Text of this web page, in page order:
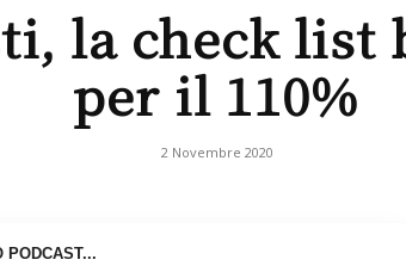
la check
per il 110%
2 Novembre 2020